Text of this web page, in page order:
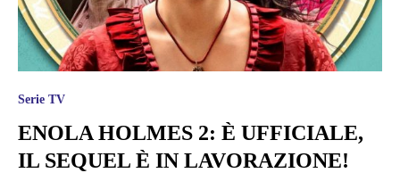
Serie TV
ENOLA HOLMES 2: È UFFICIALE,
IL SEQUEL È IN LAVORAZIONE!